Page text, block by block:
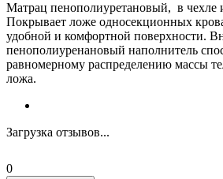
Матрац пенополиуретановый, в чехле
Покрывает ложе односекционных
удобной и комфортной поверхности.
пенополиуренановый наполнитель
равномерному распределению массы
ложа.
Загрузка отзывов...
0